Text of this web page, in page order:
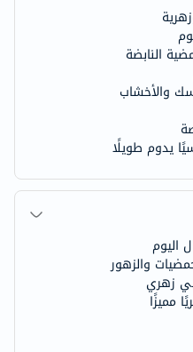
النابضة
والأخشاب
يدوم طويلًا
اليوم
والزهور
زهري
مميزًا